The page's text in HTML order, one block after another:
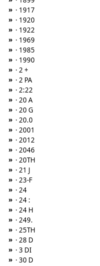
» · 1917
» · 1920
» · 1922
» · 1969
» · 1985
» · 1990
» · 2 +
» · 2 PA
» · 2:22
» · 20 A
» · 20 G
» · 20.0
» · 2001
» · 2012
» · 2046
» · 20TH
» · 21 J
» · 23-F
» · 24
» · 24 :
» · 24 H
» · 249.
» · 25TH
» · 28 D
» · 3 DI
» · 30 D